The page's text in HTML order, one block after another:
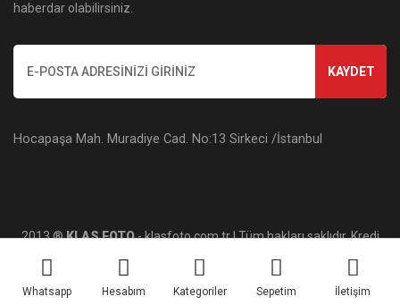
Whatsapp Hesabım Kategoriler Sepetim İletişim
haberdar olabilirsiniz.
KAYDET
Hocapaşa Mah. Muradiye Cad. No:13 Sirkeci /İstanbul
2013 ®KLAS FOTO- klasfoto.com.tr | Tüm hakları saklıdır. Kredi